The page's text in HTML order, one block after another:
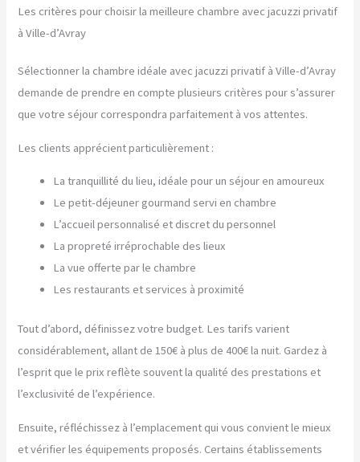
Les critères pour choisir la meilleure chambre avec jacuzzi privatif
à Ville-d’Avray
Sélectionner la chambre idéale avec jacuzzi privatif à Ville-d’Avray
demande de prendre en compte plusieurs critères pour s’assurer
que votre séjour correspondra parfaitement à vos attentes.
Les clients apprécient particulièrement :
La tranquillité du lieu, idéale pour un séjour en amoureux
Le petit-déjeuner gourmand servi en chambre
L’accueil personnalisé et discret du personnel
La propreté irréprochable des lieux
La vue offerte par le chambre
Les restaurants et services à proximité
Tout d’abord, définissez votre budget. Les tarifs varient
considérablement, allant de 150€ à plus de 400€ la nuit. Gardez à
l’esprit que le prix reflète souvent la qualité des prestations et
l’exclusivité de l’expérience.
Ensuite, réfléchissez à l’emplacement qui vous convient le mieux
et vérifier les équipements proposés. Certains établissements